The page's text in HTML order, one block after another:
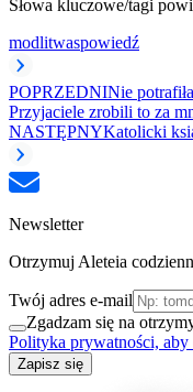
Słowa kluczowe/tagi
modlitwaspowiedź
POPRZEDNINie
Przyjaciele zrobili to za
NASTĘPNYKatolicki
Newsletter
Otrzymuj Aleteia
Twój adres e-mail
Zgadzam się na
Polityka prywatności,
Zapisz się